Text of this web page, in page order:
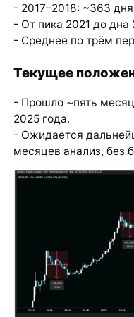
- 2017–2018: ~363 дня
- От пика 2021 до дна
- Среднее по трём
Текущее
- Прошло ~пять
2025 года.
- Ожидается
месяцев анализ, без